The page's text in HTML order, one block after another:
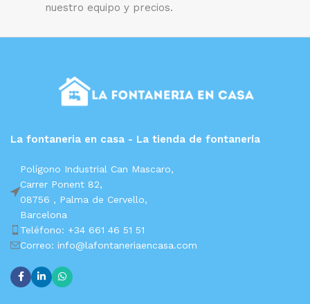
nuestro equipo y precios.
La fontaneria en casa - La tienda de fontanería
Polígono Industrial Can Mascaro,
Carrer Ponent 82,
08756 , Palma de Cervello,
Barcelona
Teléfono: +34 661 46 51 51
Correo: info@lafontaneriaencasa.com